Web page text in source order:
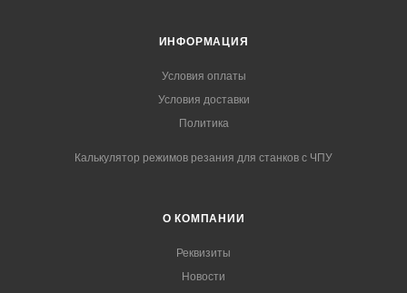
ИНФОРМАЦИЯ
Условия оплаты
Условия доставки
Политика
Калькулятор режимов резания для станков с ЧПУ
О КОМПАНИИ
Реквизиты
Новости